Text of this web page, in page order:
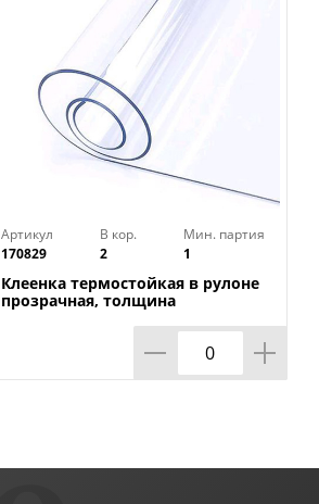
Артикул
170829
В кор.
2
Мин. партия
1
Клеенка термостойкая в рулоне
прозрачная, толщина